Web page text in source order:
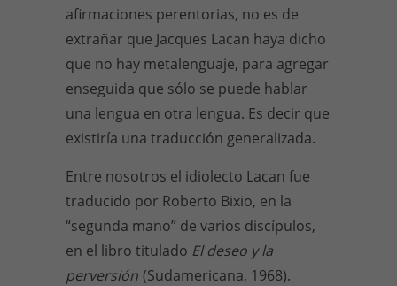
afirmaciones perentorias, no es de
extrañar que Jacques Lacan haya dicho
que no hay metalenguaje, para agregar
enseguida que sólo se puede hablar
una lengua en otra lengua. Es decir que
existiría una traducción generalizada.
Entre nosotros el idiolecto Lacan fue
traducido por Roberto Bixio, en la
“segunda mano” de varios discípulos,
en el libro titulado El deseo y la
perversión (Sudamericana, 1968).